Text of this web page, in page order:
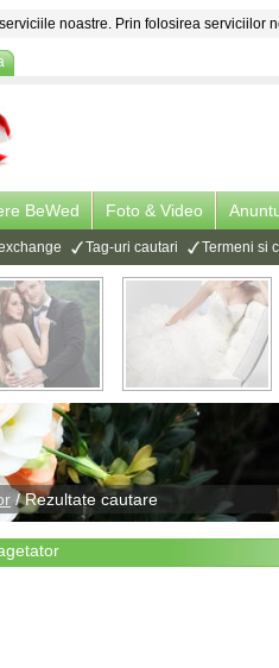
noastre. Prin folosirea serviciilor
BeWed Foto & Video
Tag-uri cautari Termeni si
/ Rezultate cautare